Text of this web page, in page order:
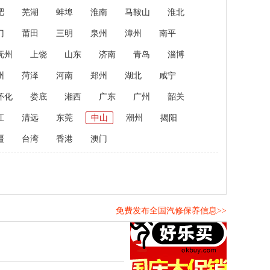
芜湖 蚌埠 淮南 马鞍山 淮北
莆田 三明 泉州 漳州 南平
州 上饶 山东 济南 青岛 淄博
菏泽 河南 郑州 湖北 咸宁
化 娄底 湘西 广东 广州 韶关
清远 东莞 中山 潮州 揭阳
台湾 香港 澳门
免费发布全国汽修保养信息>>